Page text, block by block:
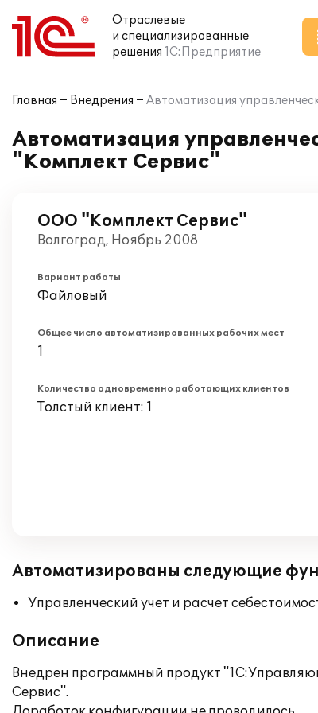
Отраслевые
и специализированные
решения 1С:Предприятие
Главная Внедрения Автоматизация
Автоматизация
"Комплект Сервис"
ООО "Комплект Сервис"
Волгоград, Ноябрь 2008
Вариант работы
Файловый
Общее число автоматизированных рабочих мест
1
Количество одновременно работающих клиентов
Толстый клиент: 1
Автоматизированы следующие
Управленческий учет и расчет
Описание
Внедрен программный продукт
Сервис".